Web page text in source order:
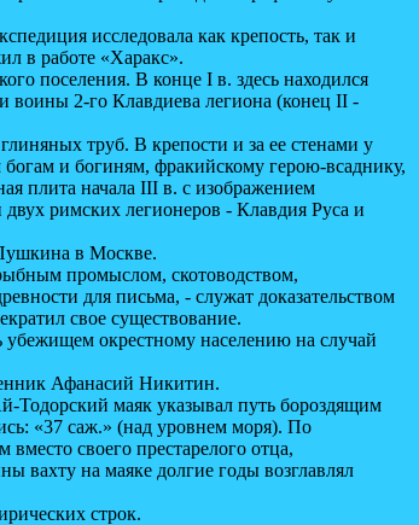
исследовала как крепость, так и
в работе «Харакс».
поселения. В конце I в. здесь находился
воины 2-го Клавдиева легиона (конец II -
труб. В крепости и за ее стенами у
и богиням, фракийскому герою-всаднику,
плита начала III в. с изображением
римских легионеров - Клавдия Руса и
в Москве.
промыслом, скотоводством,
для письма, - служат доказательством
свое существование.
окрестному населению на случай
Афанасий Никитин.
маяк указывал путь бороздящим
«37 саж.» (над уровнем моря). По
своего престарелого отца,
вахту на маяке долгие годы возглавлял
строк.